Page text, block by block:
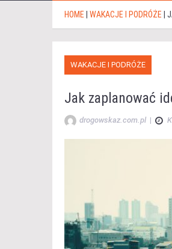
HOME WAKACJE I PODRÓŻE
WAKACJE I PODRÓŻE
Jak zaplanować
drogowskaz.com.pl |